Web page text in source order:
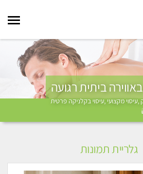
ביתית רגועה
,עיסוי מקצועי ,עיסוי בקלניקה פרטית
גלריית תמונות